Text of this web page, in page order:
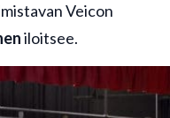
Veicon
iloitsee.